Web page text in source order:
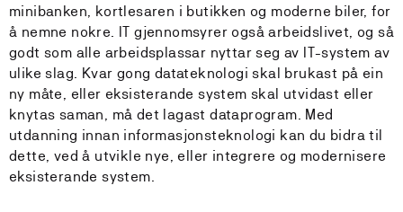
minibanken, kortlesaren i butikken og moderne biler, for
å nemne nokre. IT gjennomsyrer også arbeidslivet, og så
godt som alle arbeidsplassar nyttar seg av IT-system av
ulike slag. Kvar gong datateknologi skal brukast på ein
ny måte, eller eksisterande system skal utvidast eller
knytas saman, må det lagast dataprogram. Med
utdanning innan informasjonsteknologi kan du bidra til
dette, ved å utvikle nye, eller integrere og modernisere
eksisterande system.